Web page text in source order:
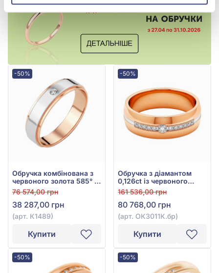
-50%
Обручка комбінована з
червоного золота 585° з
діамантом 0,02ct, арт.
К1489
76 574,00 грн
38 287,00 грн
(арт. К1489)
Купити
-50%
Обручка з діамантом
0,126ct із червоного
золота 585°, арт.
ОКЗ011К.бр
161 536,00 грн
80 768,00 грн
(арт. ОКЗ011К.бр)
Купити
-50% -50%